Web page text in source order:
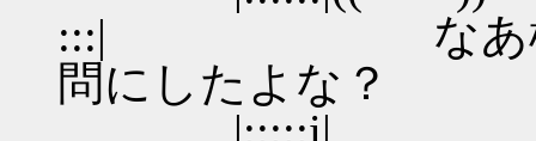
:::| なあ桜……ち
問にしたよな？